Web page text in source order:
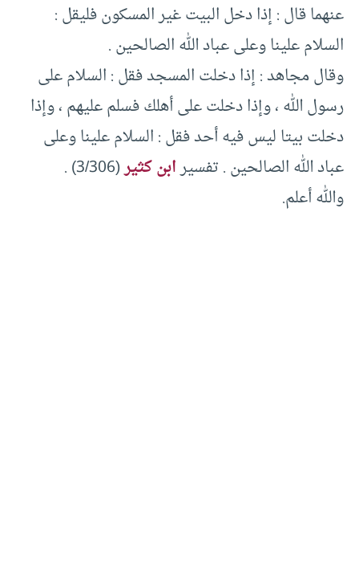
عنهما قال : إذا دخل البيت غير المسكون فليقل :
السلام علينا وعلى عباد الله الصالحين .
وقال مجاهد : إذا دخلت المسجد فقل : السلام على
رسول الله ، وإذا دخلت على أهلك فسلم عليهم ، وإذا
دخلت بيتا ليس فيه أحد فقل : السلام علينا وعلى
عباد الله الصالحين . تفسيرابن كثير(3/306) .
والله أعلم.